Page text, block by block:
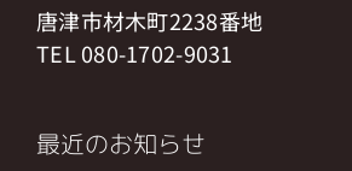
唐津市材木町2238番地
TEL 080-1702-9031
最近のお知らせ